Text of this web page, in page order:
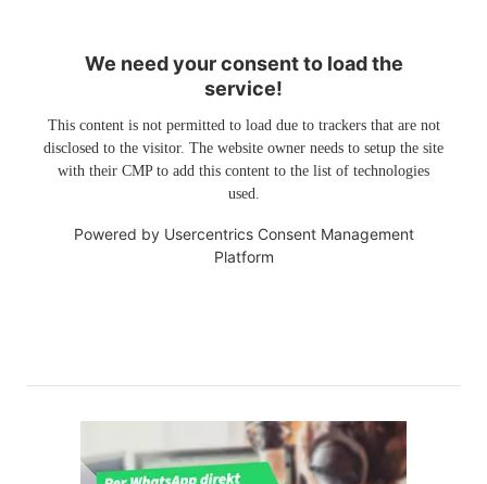
We need your consent to load the
service!
This content is not permitted to load due to trackers that are not
disclosed to the visitor. The website owner needs to setup the site
with their CMP to add this content to the list of technologies
used.
Powered by Usercentrics Consent Management
Platform